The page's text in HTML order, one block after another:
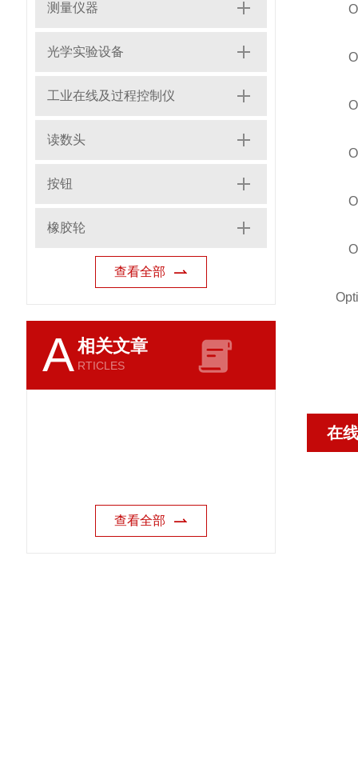
测量仪器
光学实验设备
工业在线及过程控制仪
读数头
按钮
橡胶轮
查看全部
A相关文章
RTICLES
查看全部
在